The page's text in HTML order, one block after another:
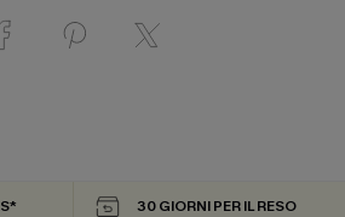
30 GIORNI PER IL RESO